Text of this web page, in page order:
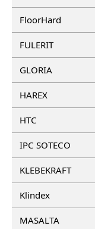
FloorHard
FULERIT
GLORIA
HAREX
HTC
IPC SOTECO
KLEBEKRAFT
Klindex
MASALTA